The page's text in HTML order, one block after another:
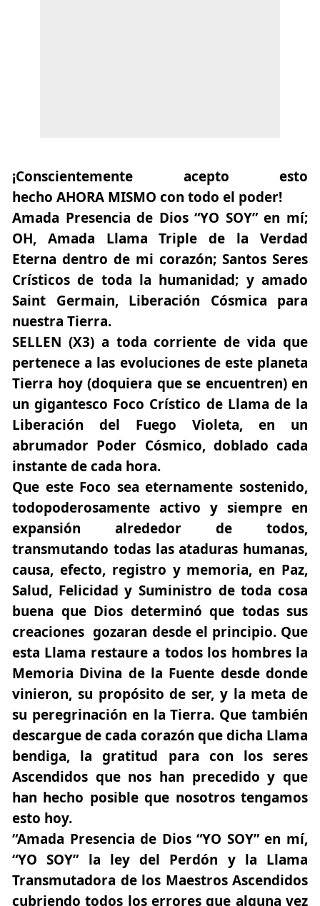
¡Conscientemente acepto esto
hecho AHORA MISMO con todo el poder!
Amada Presencia de Dios “YO SOY” en mí;
OH, Amada Llama Triple de la Verdad
Eterna dentro de mi corazón; Santos Seres
Crísticos de toda la humanidad; y amado
Saint Germain, Liberación Cósmica para
nuestra Tierra.
SELLEN (X3) a toda corriente de vida que
pertenece a las evoluciones de este planeta
Tierra hoy (doquiera que se encuentren) en
un gigantesco Foco Crístico de Llama de la
Liberación del Fuego Violeta, en un
abrumador Poder Cósmico, doblado cada
instante de cada hora.
Que este Foco sea eternamente sostenido,
todopoderosamente activo y siempre en
expansión alrededor de todos,
transmutando todas las ataduras humanas,
causa, efecto, registro y memoria, en Paz,
Salud, Felicidad y Suministro de toda cosa
buena que Dios determinó que todas sus
creaciones gozaran desde el principio. Que
esta Llama restaure a todos los hombres la
Memoria Divina de la Fuente desde donde
vinieron, su propósito de ser, y la meta de
su peregrinación en la Tierra. Que también
descargue de cada corazón que dicha Llama
bendiga, la gratitud para con los seres
Ascendidos que nos han precedido y que
han hecho posible que nosotros tengamos
esto hoy.
“Amada Presencia de Dios “YO SOY” en mí,
“YO SOY” la ley del Perdón y la Llama
Transmutadora de los Maestros Ascendidos
cubriendo todos los errores que alguna vez